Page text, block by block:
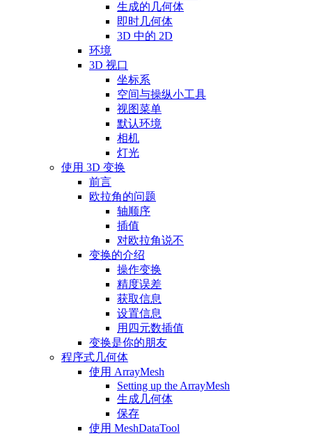
生成的几何体
即时几何体
3D 中的 2D
环境
3D 视口
坐标系
空间与操纵小工具
视图菜单
默认环境
相机
灯光
使用 3D 变换
前言
欧拉角的问题
轴顺序
插值
对欧拉角说不
变换的介绍
操作变换
精度误差
获取信息
设置信息
用四元数插值
变换是你的朋友
程序式几何体
使用 ArrayMesh
Setting up the ArrayMesh
生成几何体
保存
使用 MeshDataTool